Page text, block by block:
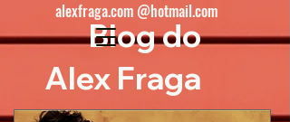
Blog do
Alex Fraga
alexfraga.com @hotmail.com